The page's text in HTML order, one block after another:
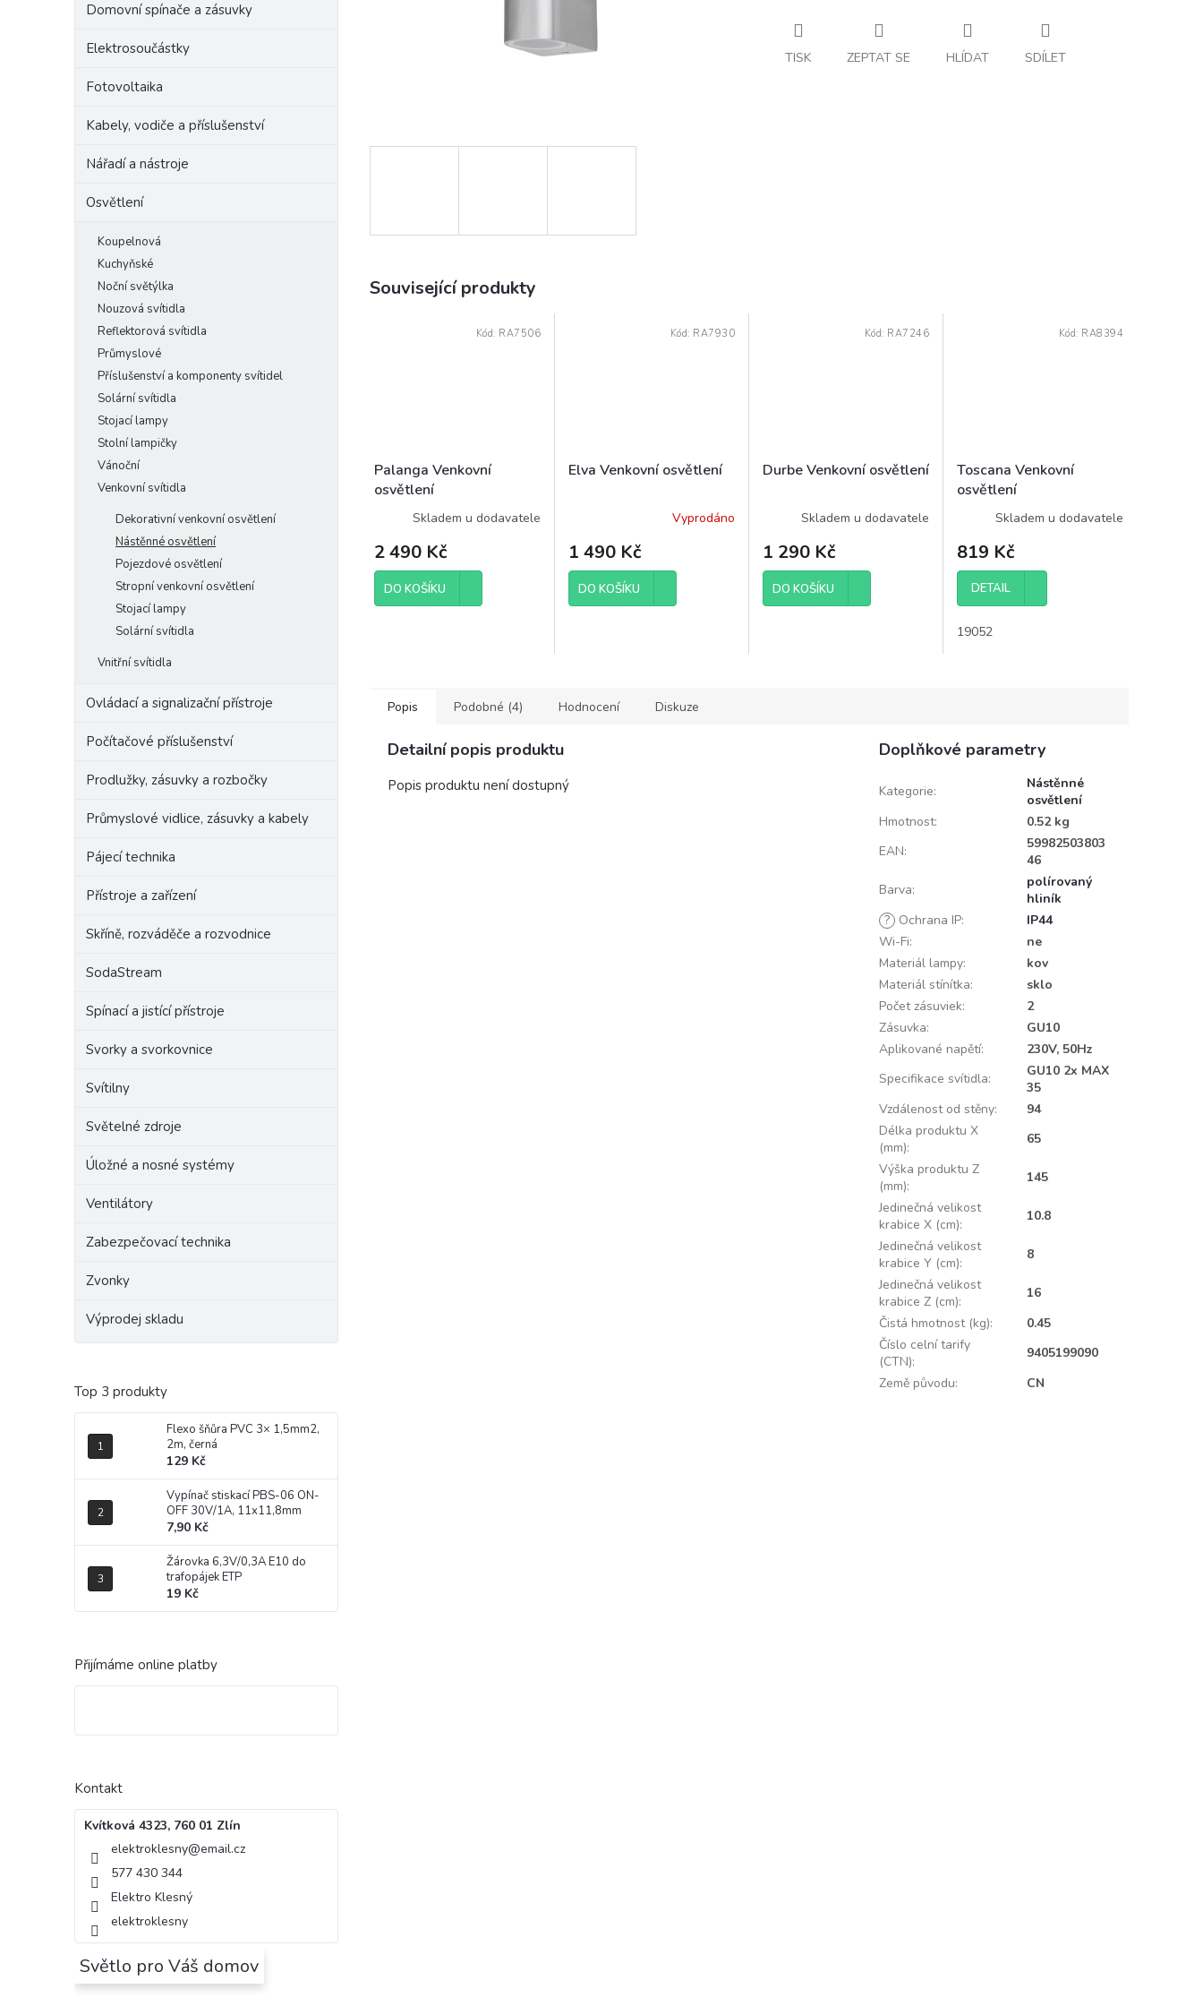
Domovní spínače a zásuvky
Elektrosoučástky
Fotovoltaika
Kabely, vodiče a příslušenství
Nářadí a nástroje
Osvětlení
Koupelnová
Kuchyňské
Noční světýlka
Nouzová svítidla
Reflektorová svítidla
Průmyslové
Příslušenství a komponenty svítidel
Solární svítidla
Stojací lampy
Stolní lampičky
Vánoční
Venkovní svítidla
Dekorativní venkovní osvětlení
Nástěnné osvětlení
Pojezdové osvětlení
Stropní venkovní osvětlení
Stojací lampy
Solární svítidla
Vnitřní svítidla
Ovládací a signalizační přístroje
Počítačové příslušenství
Prodlužky, zásuvky a rozbočky
Průmyslové vidlice, zásuvky a kabely
Pájecí technika
Přístroje a zařízení
Skříně, rozváděče a rozvodnice
SodaStream
Spínací a jistící přístroje
Svorky a svorkovnice
Svítilny
Světelné zdroje
Úložné a nosné systémy
Ventilátory
Zabezpečovací technika
Zvonky
Výprodej skladu
Top 3 produkty
Flexo šňůra PVC 3× 1,5mm2,
2m, černá
129 Kč
Vypínač stiskací PBS-06 ON-
OFF 30V/1A, 11x11,8mm
7,90 Kč
Žárovka 6,3V/0,3A E10 do
trafopájek ETP
19 Kč
Přijímáme online platby
Kontakt
Kvítková 4323, 760 01 Zlín
elektroklesny@email.cz
577 430 344
Elektro Klesný
elektroklesny
Světlo pro Váš domov
TISK ZEPTAT SE HLÍDAT SDÍLET
Související produkty
Palanga Venkovní
osvětlení
Skladem u dodavatele
2 490 Kč
DO KOŠÍKU
Kód: RA7506
Elva Venkovní osvětlení
Vyprodáno
1 490 Kč
DO KOŠÍKU
Kód: RA7930
Durbe Venkovní osvětlení
Skladem u dodavatele
1 290 Kč
DO KOŠÍKU
Kód: RA7246
Toscana Venkovní
osvětlení
Skladem u dodavatele
819 Kč
DETAIL
19052
Kód: RA8394
Popis Podobné (4) Hodnocení Diskuze
Detailní popis produktu
Popis produktu není dostupný
Doplňkové parametry
Kategorie:
Nástěnné
osvětlení
Hmotnost:
0.52 kg
EAN:
59982503803
46
Barva:
polírovaný
hliník
? Ochrana IP:
IP44
Wi-Fi:
ne
Materiál lampy:
kov
Materiál stínítka:
sklo
Počet zásuviek:
2
Zásuvka:
GU10
Aplikované napětí:
230V, 50Hz
Specifikace svítidla:
GU10 2x MAX
35
Vzdálenost od stěny:
94
Délka produktu X
(mm):
65
Výška produktu Z
(mm):
145
Jedinečná velikost
krabice X (cm):
10.8
Jedinečná velikost
krabice Y (cm):
8
Jedinečná velikost
krabice Z (cm):
16
Čistá hmotnost (kg):
0.45
Číslo celní tarify
(CTN):
9405199090
Země původu: CN